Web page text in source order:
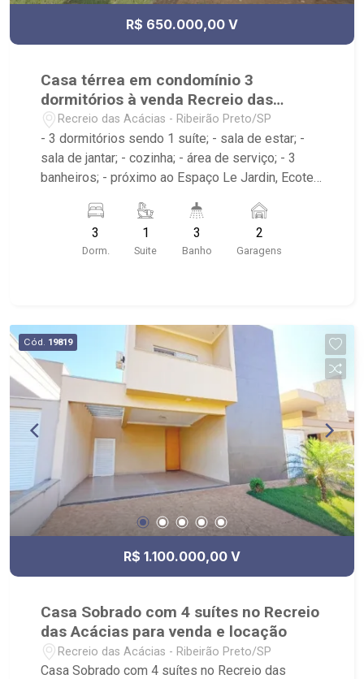
R$ 650.000,00 V
Casa térrea em condomínio 3
dormitórios à venda Recreio das
Acácias
Recreio das Acácias - Ribeirão Preto/SP
- 3 dormitórios sendo 1 suíte; - sala de estar; -
sala de jantar; - cozinha; - área de serviço; - 3
banheiros; - próximo ao Espaço Le Jardin, Ecotel,
venda, compra e locação. - Sinta-se em casa na
Ribeirão Imóveis, afinal Somos e Vivemos
Ribeirão: - funcionários capacitados; - processos
Locação, imobiliária é Ribeirão Imóveis - sede na
Av. Professor João Fiusa;
3
Dorm.
1
Suite
3
Banho
2
Garagens
Cód. 19819
R$ 1.100.000,00 V
Casa Sobrado com 4 suítes no Recreio
das Acácias para venda e locação
Recreio das Acácias - Ribeirão Preto/SP
Casa Sobrado com 4 suítes no Recreio das